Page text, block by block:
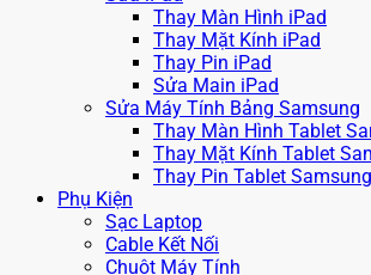
Thay Màn Hình iPad
Thay Mặt Kính iPad
Thay Pin iPad
Sửa Main iPad
Sửa Máy Tính Bảng Samsung
Thay Màn Hình Tablet
Thay Mặt Kính Tablet
Thay Pin Tablet Samsung
Phụ Kiện
Sạc Laptop
Cable Kết Nối
Chuột Máy Tính